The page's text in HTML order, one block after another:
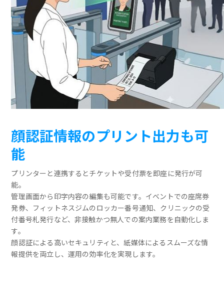
顔認証情報のプリント出力も可
能
プリンターと連携するとチケットや受付票を即座に発行が可
能。
管理画面から印字内容の編集も可能です。イベントでの座席券
発券、フィットネスジムのロッカー番号通知、クリニックの受
付番号札発行など、非接触かつ無人での案内業務を自動化しま
す。
顔認証による高いセキュリティと、紙媒体によるスムーズな情
報提供を両立し、運用の効率化を実現します。